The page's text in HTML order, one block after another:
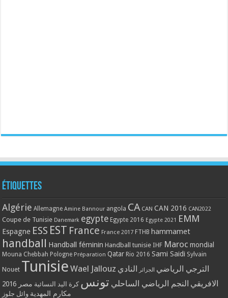
Étiquettes
Algérie Allemagne Amine Bannour angola CA CAN CAN 2016 CAN2022
Coupe de Tunisie Danemark egypte Egypte 2016 Egypte 2021 EMM
Espagne ESS EST France France 2017 FTHB hammamet
handball Handball féminin Handball tunisie IHF Maroc mondial
Mouna Chebbah Pologne Préparation Qatar Rio 2016 Sami Saidi Sylvain
Nouet Tunisie Wael Jallouz الترجي الرياضي الجزائر النادي
الافريقي النجم الرياضي الساحلي تونس كرة اليد النسائية مصر 2016
مكارم المهدية وائل جلوز